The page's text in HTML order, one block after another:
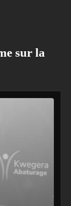
sur la